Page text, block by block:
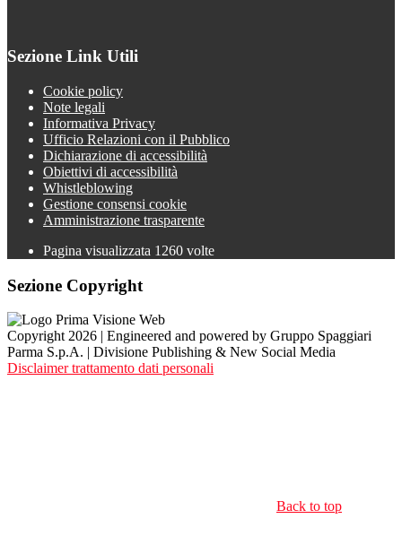
Sezione Link Utili
Cookie policy
Note legali
Informativa Privacy
Ufficio Relazioni con il Pubblico
Dichiarazione di accessibilità
Obiettivi di accessibilità
Whistleblowing
Gestione consensi cookie
Amministrazione trasparente
Pagina visualizzata 1260 volte
Sezione Copyright
Copyright 2026 | Engineered and powered by Gruppo Spaggiari
Parma S.p.A. | Divisione Publishing & New Social Media
Disclaimer trattamento dati personali
Back to top